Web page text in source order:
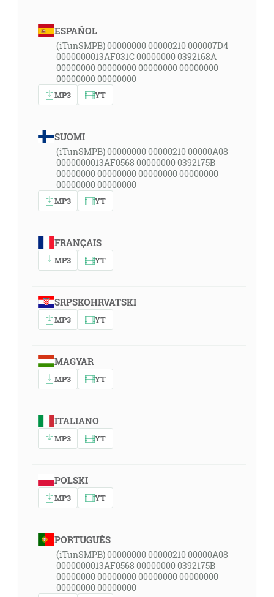
ESPAÑOL
(iTunSMPB) 00000000 00000210 000007D4
0000000013AF031C 00000000 0392168A
00000000 00000000 00000000 00000000
00000000 00000000
MP3 YT
SUOMI
(iTunSMPB) 00000000 00000210 00000A08
0000000013AF0568 00000000 0392175B
00000000 00000000 00000000 00000000
00000000 00000000
MP3 YT
FRANÇAIS
MP3 YT
SRPSKOHRVATSKI
MP3 YT
MAGYAR
MP3 YT
ITALIANO
MP3 YT
POLSKI
MP3 YT
PORTUGUÊS
(iTunSMPB) 00000000 00000210 00000A08
0000000013AF0568 00000000 0392175B
00000000 00000000 00000000 00000000
00000000 00000000